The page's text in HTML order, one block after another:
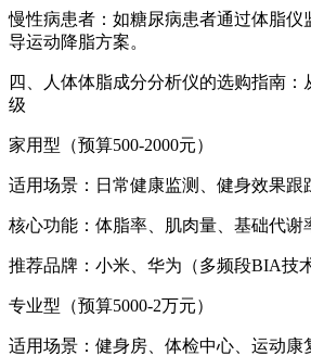
慢性病患者：如糖尿病患者通过体脂仪
导运动降脂方案。
四、 人体体脂成分分析仪的选购指南：
级
家用型（预算500-2000元）
适用场景：日常健康监测、健身效果跟
核心功能：体脂率、肌肉量、基础代谢
推荐品牌：小米、华为（多频段BIA技
专业型（预算5000-2万元）
适用场景：健身房、体检中心、运动康